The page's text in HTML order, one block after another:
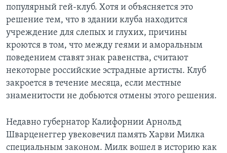
популярный гей-клуб. Хотя и объясняется это
решение тем, что в здании клуба находится
учреждение для слепых и глухих, причины
кроются в том, что между геями и аморальным
поведением ставят знак равенства, считают
некоторые российские эстрадные артисты. Клуб
закроется в течение месяца, если местные
знаменитости не добьются отмены этого решения.
Недавно губернатор Калифорнии Арнольд
Шварценеггер увековечил память Харви Милка
специальным законом. Милк вошел в историю как